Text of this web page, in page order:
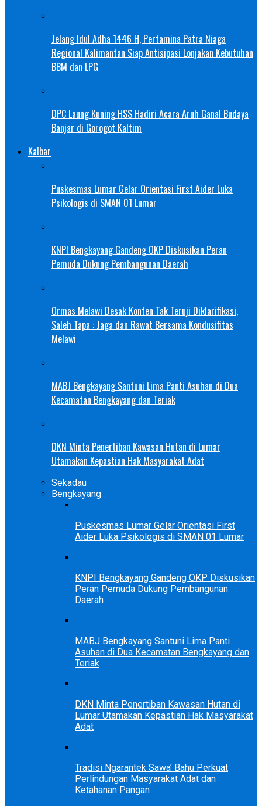
Jelang Idul Adha 1446 H, Pertamina Patra Niaga
Regional Kalimantan Siap Antisipasi Lonjakan Kebutuhan
BBM dan LPG
DPC Laung Kuning HSS Hadiri Acara Aruh Ganal Budaya
Banjar di Gorogot Kaltim
Kalbar
Puskesmas Lumar Gelar Orientasi First Aider Luka
Psikologis di SMAN 01 Lumar
KNPI Bengkayang Gandeng OKP Diskusikan Peran
Pemuda Dukung Pembangunan Daerah
Ormas Melawi Desak Konten Tak Teruji Diklarifikasi,
Saleh Tapa : Jaga dan Rawat Bersama Kondusifitas
Melawi
MABJ Bengkayang Santuni Lima Panti Asuhan di Dua
Kecamatan Bengkayang dan Teriak
DKN Minta Penertiban Kawasan Hutan di Lumar
Utamakan Kepastian Hak Masyarakat Adat
Sekadau
Bengkayang
Puskesmas Lumar Gelar Orientasi First
Aider Luka Psikologis di SMAN 01 Lumar
KNPI Bengkayang Gandeng OKP Diskusikan
Peran Pemuda Dukung Pembangunan
Daerah
MABJ Bengkayang Santuni Lima Panti
Asuhan di Dua Kecamatan Bengkayang dan
Teriak
DKN Minta Penertiban Kawasan Hutan di
Lumar Utamakan Kepastian Hak Masyarakat
Adat
Tradisi Ngarantek Sawa’ Bahu Perkuat
Perlindungan Masyarakat Adat dan
Ketahanan Pangan